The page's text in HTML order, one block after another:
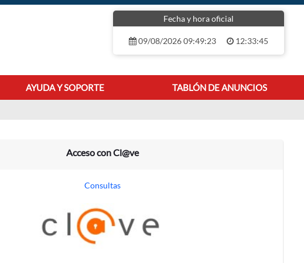
Fecha y hora oficial
09/08/2026 09:49:24 12:33:45
AYUDA Y SOPORTE TABLÓN DE ANUNCIOS
Acceso con Cl@ve
Consultas